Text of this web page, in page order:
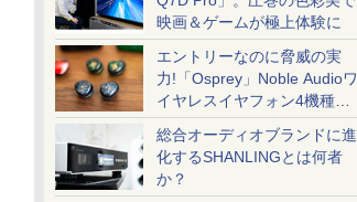
映画＆ゲームが極上体験に
エントリーなのに脅威の実
力!「Osprey」Noble Audioワ
イヤレスイヤフォン4機種を
一気に聴く
総合オーディオブランドに進
化するSHANLINGとは何者
か？